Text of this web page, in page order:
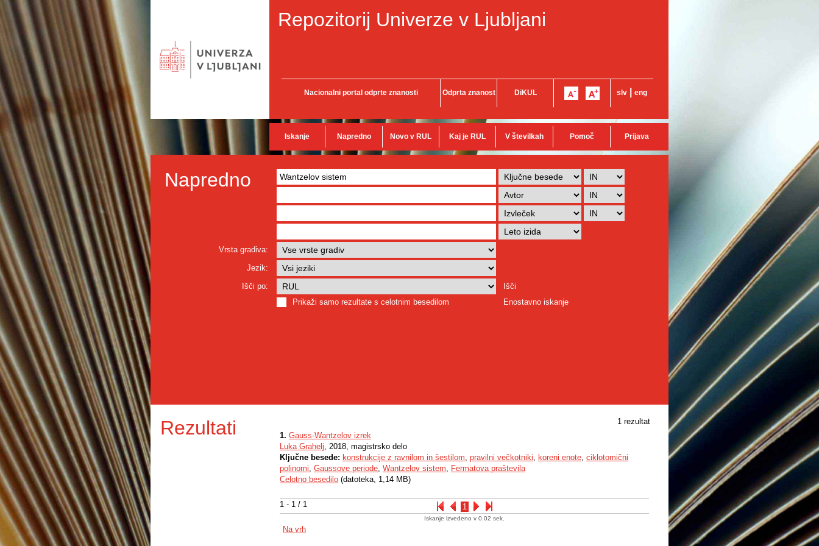
Repozitorij Univerze v Ljubljani
Nacionalni portal odprte znanosti Odprta znanost DiKUL slv eng
Iskanje Napredno Novo v RUL Kaj je RUL V številkah Pomoč Prijava
Napredno
Vrsta gradiva:
Jezik:
Išči po:
Išči
Prikaži samo rezultate s celotnim besedilom
Enostavno iskanje
Rezultati 1 rezultat
1 - 1 / 1 1
1. Gauss-Wantzelov izrek
Luka Grahelj, 2018, magistrsko delo
Ključne besede: konstrukcije z ravnilom in šestilom, pravilni večkotniki, koreni enote, ciklotomični
polinomi, Gaussove periode, Wantzelov sistem, Fermatova praštevila
Celotno besedilo (datoteka, 1,14 MB)
Iskanje izvedeno v 0.02 sek.
Na vrh